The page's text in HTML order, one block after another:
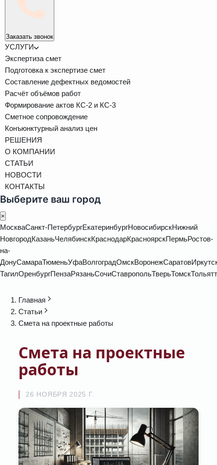
Заказать звонок
УСЛУГИ
Экспертиза смет
Подготовка к экспертизе смет
Составление дефектных ведомостей
Расчёт объёмов работ
Формирование актов КС-2 и КС-3
Сметное сопровождение
Конъюнктурный анализ цен
РЕШЕНИЯ
О КОМПАНИИ
СТАТЬИ
НОВОСТИ
КОНТАКТЫ
Выберите ваш город
×
МоскваСанкт-ПетербургЕкатеринбургНовосибирскНижний
НовгородКазаньЧелябинскКраснодарКрасноярскПермьРостов-
на-
ДонуСамараТюменьУфаВолгоградОмскВоронежСаратов
ТагилОренбургПензаРязаньСочиСтавропольТверьТомск
Главная
Статьи
Смета на проектные работы
Смета на проектные
работы
26 НОЯБРЯ 2025 Г.